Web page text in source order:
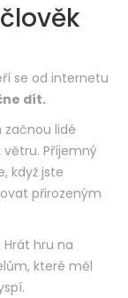
se od internetu
dít.
začnou lidé
Příjemný
když jste
přirozeným
hru na
které měl